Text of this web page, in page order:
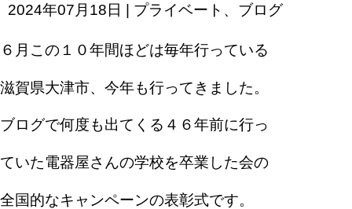
2024年07月18日 プライベート 、 ブログ
６月この１０年間ほどは毎年行っている
滋賀県大津市、今年も行ってきました。
ブログで何度も出てくる４６年前に行っ
ていた電器屋さんの学校を卒業した会の
全国的なキャンペーンの表彰式です。